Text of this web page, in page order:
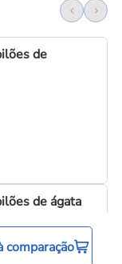
de
de ágata
comparação